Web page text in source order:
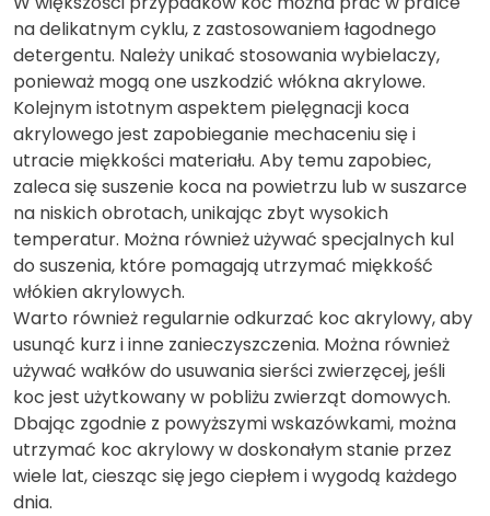
na delikatnym cyklu, z zastosowaniem łagodnego
detergentu. Należy unikać stosowania wybielaczy,
ponieważ mogą one uszkodzić włókna akrylowe.
Kolejnym istotnym aspektem pielęgnacji koca
akrylowego jest zapobieganie mechaceniu się i
utracie miękkości materiału. Aby temu zapobiec,
zaleca się suszenie koca na powietrzu lub w suszarce
na niskich obrotach, unikając zbyt wysokich
temperatur. Można również używać specjalnych kul
do suszenia, które pomagają utrzymać miękkość
włókien akrylowych.
Warto również regularnie odkurzać koc akrylowy, aby
usunąć kurz i inne zanieczyszczenia. Można również
używać wałków do usuwania sierści zwierzęcej, jeśli
koc jest użytkowany w pobliżu zwierząt domowych.
Dbając zgodnie z powyższymi wskazówkami, można
utrzymać koc akrylowy w doskonałym stanie przez
wiele lat, ciesząc się jego ciepłem i wygodą każdego
dnia.